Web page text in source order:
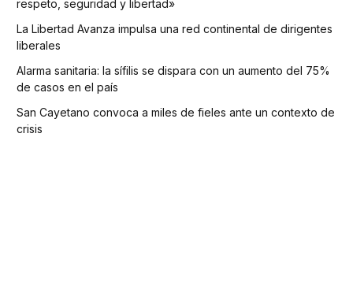
respeto, seguridad y libertad»
La Libertad Avanza impulsa una red continental de dirigentes
liberales
Alarma sanitaria: la sífilis se dispara con un aumento del 75%
de casos en el país
San Cayetano convoca a miles de fieles ante un contexto de
crisis